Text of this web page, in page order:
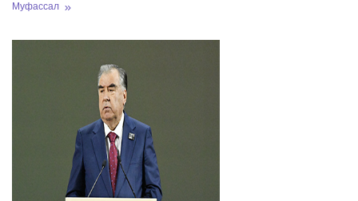
Муфассал